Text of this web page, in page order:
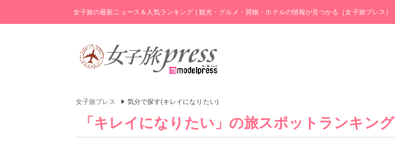
女子旅の最新ニュース＆人気ランキング | 観光・グルメ・買物・ホテルの情報が見つかる［女子旅プレス］
女子旅プレス 気分で探す(キレイになりたい)
「キレイになりたい」の旅スポットランキング